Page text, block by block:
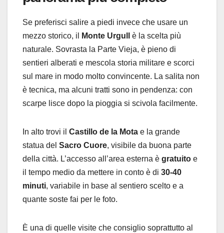
Se preferisci salire a piedi invece che usare un
mezzo storico, il
Monte Urgull
è la scelta più
naturale. Sovrasta la Parte Vieja, è pieno di
sentieri alberati e mescola storia militare e scorci
sul mare in modo molto convincente. La salita non
è tecnica, ma alcuni tratti sono in pendenza: con
scarpe lisce dopo la pioggia si scivola facilmente.
In alto trovi il Castillo de la Mota e la grande
statua del Sacro Cuore, visibile da buona parte
della città. L’accesso all’area esterna è gratuito e
il tempo medio da mettere in conto è di 30-40
minuti, variabile in base al sentiero scelto e a
quante soste fai per le foto.
È una di quelle visite che consiglio soprattutto al